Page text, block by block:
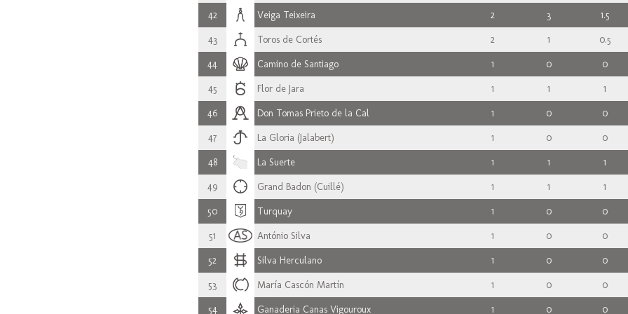
42 Veiga Teixeira 2 3 1.5
43 Toros de Cortés 2 1 0.5
44 Camino de Santiago 1 0 0
45 Flor de Jara 1 1 1
46 Don Tomas Prieto de la Cal 1 0 0
47 La Gloria (Jalabert) 1 0 0
48 La Suerte 1 1 1
49 Grand Badon (Cuillé) 1 1 1
50 Turquay 1 0 0
51 António Silva 1 0 0
52 Silva Herculano 1 0 0
53 María Cascón Martín 1 0 0
54 Ganaderia Canas Vigouroux 1 0 0